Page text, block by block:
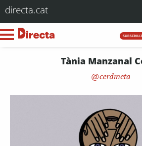
directa.cat
SUBSCRIU-
Tània Manzanal
cerdineta